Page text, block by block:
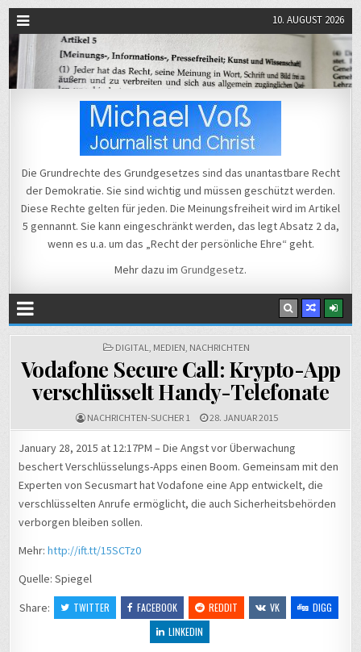
10. AUGUST 2026
Michael Voß
Die Grundrechte des Grundgesetzes sind das unantastbare Recht
der Demokratie. Sie sind wichtig und müssen geschützt werden.
Diese Rechte gelten für jeden. Die Meinungsfreiheit wird im Artikel
5 gennannt. Sie kann eingeschränkt werden, das legt Absatz 2 da,
wenn es u.a. um das „Recht der persönliche Ehre“ geht.
Mehr dazu im Grundgesetz.
POSTED
DIGITAL, MEDIEN, NACHRICHTEN
Vodafone Secure Call: Krypto-App
verschlüsselt Handy-Telefonate
NACHRICHTEN-SUCHER 1 28. JANUAR 2015
January 28, 2015 at 12:17PM – Die Angst vor Überwachung
beschert Verschlüsselungs-Apps einen Boom. Gemeinsam mit den
Experten von Secusmart hat Vodafone eine App entwickelt, die
verschlüsselten Anrufe ermöglicht, die auch Sicherheitsbehörden
verborgen bleiben sollen.
Mehr:http://ift.tt/15SCTz0
Quelle: Spiegel
Share:
TWITTER FACEBOOK REDDIT VK
DIGG
LINKEDIN